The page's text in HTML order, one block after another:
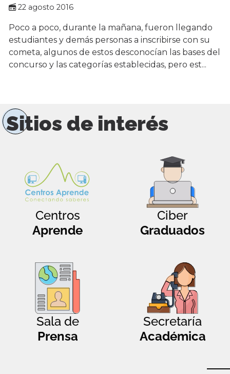
22 agosto 2016
Poco a poco, durante la mañana, fueron llegando
estudiantes y demás personas a inscribirse con su
cometa, algunos de estos desconocían las bases del
concurso y las categorías establecidas, pero est...
Sitios de interés
Centros
Aprende
Ciber
Graduados
Sala de
Prensa
Secretaría
Académica